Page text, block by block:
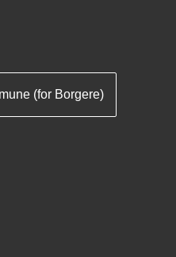
(for Borgere)